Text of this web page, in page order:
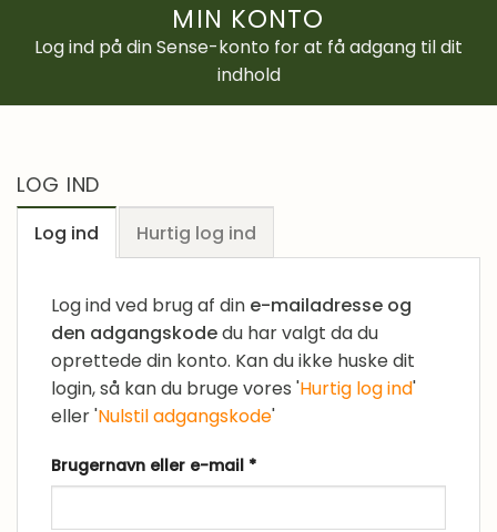
MIN KONTO
Log ind på din Sense-konto for at få adgang til dit
indhold
LOG IND
Log ind Hurtig log ind
Log ind ved brug af din e-mailadresse og
den adgangskodedu har valgt da du
oprettede din konto. Kan du ikke huske dit
login, så kan du bruge vores 'Hurtig log ind'
eller 'Nulstil adgangskode'
Brugernavn eller e-mail *Påkrævet